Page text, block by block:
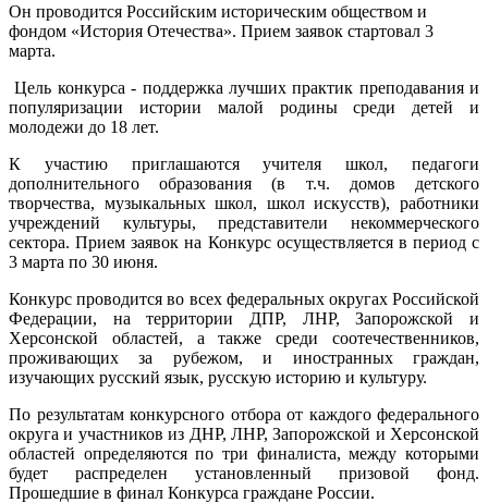
Он проводится Российским историческим обществом и
фондом «История Отечества». Прием заявок стартовал 3
марта.
Цель конкурса - поддержка лучших практик преподавания и
популяризации истории малой родины среди детей и
молодежи до 18 лет.
К участию приглашаются учителя школ, педагоги
дополнительного образования (в т.ч. домов детского
творчества, музыкальных школ, школ искусств), работники
учреждений культуры, представители некоммерческого
сектора. Прием заявок на Конкурс осуществляется в период с
3 марта по 30 июня.
Конкурс проводится во всех федеральных округах Российской
Федерации, на территории ДПР, ЛНР, Запорожской и
Херсонской областей, а также среди соотечественников,
проживающих за рубежом, и иностранных граждан,
изучающих русский язык, русскую историю и культуру.
По результатам конкурсного отбора от каждого федерального
округа и участников из ДНР, ЛНР, Запорожской и Херсонской
областей определяются по три финалиста, между которыми
будет распределен установленный призовой фонд.
Прошедшие в финал Конкурса граждане России.